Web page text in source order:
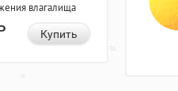
влагалища
Купить